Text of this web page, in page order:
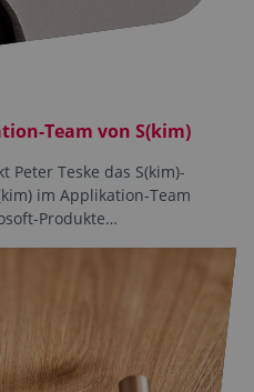
Team von S(kim)
Peter Teske das S(kim)-
im Applikation-Team
Produkte…